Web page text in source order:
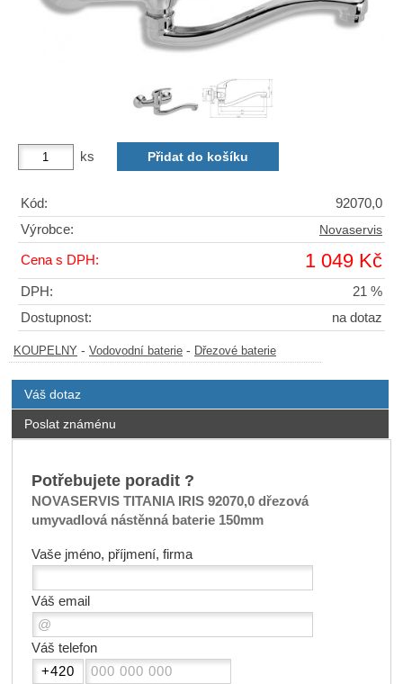
ks
Kód:
92070,0
Výrobce:
Novaservis
Cena s DPH: 1 049 Kč
DPH:
21 %
Dostupnost:
na dotaz
KOUPELNY - Vodovodní baterie - Dřezové baterie
Váš dotaz
Poslat známénu
Potřebujete poradit ?
NOVASERVIS TITANIA IRIS 92070,0 dřezová
umyvadlová nástěnná baterie 150mm
Vaše jméno, příjmení, firma
Váš email
Váš telefon